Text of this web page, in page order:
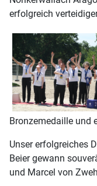
erfolgreich
Bronzemedaille und
Unser erfolgreiches
Beier gewann
und Marcel von